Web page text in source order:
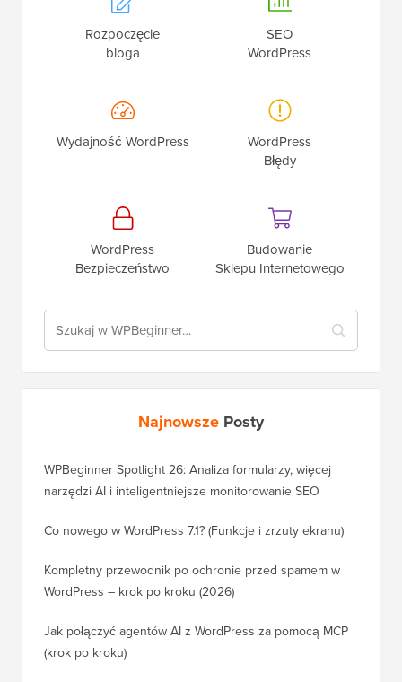
Rozpoczęcie
bloga
SEO
WordPress
Wydajność WordPress
WordPress
Błędy
WordPress
Bezpieczeństwo
Budowanie
Sklepu Internetowego
Najnowsze Posty
WPBeginner Spotlight 26: Analiza formularzy, więcej
narzędzi AI i inteligentniejsze monitorowanie SEO
Co nowego w WordPress 7.1? (Funkcje i zrzuty ekranu)
Kompletny przewodnik po ochronie przed spamem w
WordPress – krok po kroku (2026)
Jak połączyć agentów AI z WordPress za pomocą MCP
(krok po kroku)